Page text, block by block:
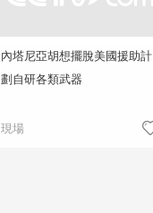
內塔尼亞胡想擺脫美國援助計
劃自研各類武器
現場